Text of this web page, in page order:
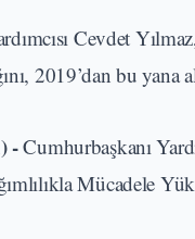
Cevdet
2019’dan bu
-Cumhurbaşkanı
Mücadele